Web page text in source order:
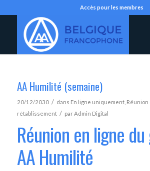
Accès pour les membres
AA Humilité (semaine)
20/12/2030 / dans En ligne uniquement, Réunion
rétablissement / parAdmin Digital
Réunion en ligne
AA Humilité